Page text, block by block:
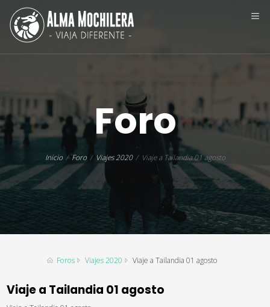
Foro
Inicio Foro Viajes 2020 Viaje a Tailandia 01 agosto
Foros Viajes 2020 Viaje a Tailandia 01 agosto
Viaje a Tailandia 01 agosto